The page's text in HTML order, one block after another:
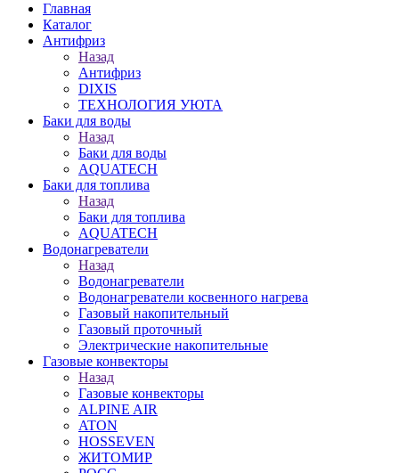
Главная
Каталог
Антифриз
Назад
Антифриз
DIXIS
ТЕХНОЛОГИЯ УЮТА
Баки для воды
Назад
Баки для воды
AQUATECH
Баки для топлива
Назад
Баки для топлива
AQUATECH
Водонагреватели
Назад
Водонагреватели
Водонагреватели косвенного нагрева
Газовый накопительный
Газовый проточный
Электрические накопительные
Газовые конвекторы
Назад
Газовые конвекторы
ALPINE AIR
ATON
HOSSEVEN
ЖИТОМИР